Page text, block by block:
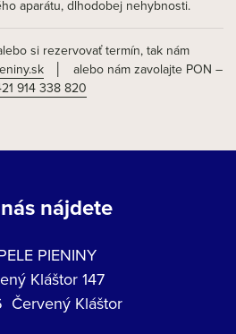
aparátu, dlhodobej nehybnosti.
si rezervovať termín, tak nám
│ alebo nám zavolajte PON –
914 338 820
nájdete
PIENINY
Kláštor 147
Červený Kláštor